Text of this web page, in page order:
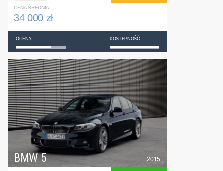
CENA ŚREDNIA
34 000 zł
OCENY DOSTĘPNOŚĆ
BMW 5 2015